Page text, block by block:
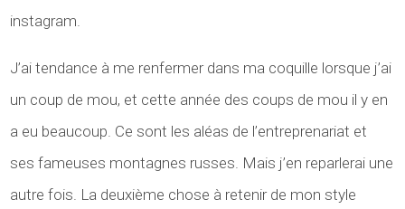
instagram.
J’ai tendance à me renfermer dans ma coquille lorsque j’ai
un coup de mou, et cette année des coups de mou il y en
a eu beaucoup. Ce sont les aléas de l’entreprenariat et
ses fameuses montagnes russes. Mais j’en reparlerai une
autre fois. La deuxième chose à retenir de mon style